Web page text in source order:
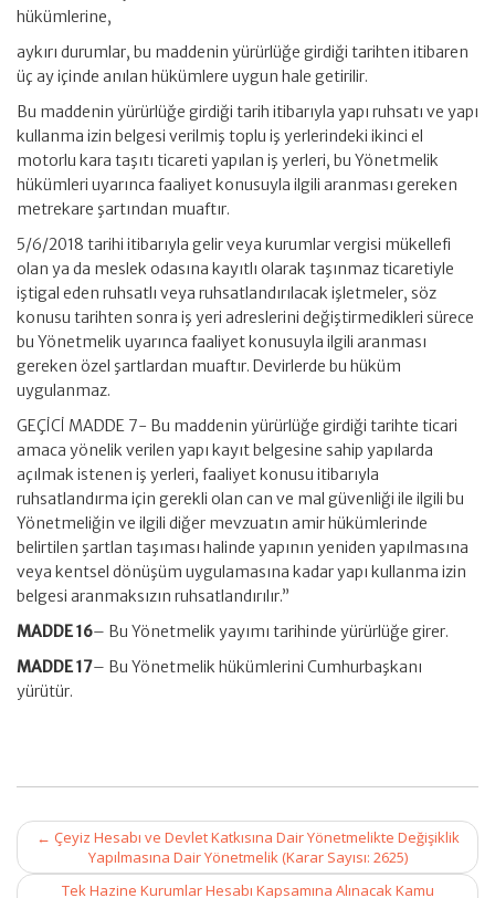
hükümlerine,
aykırı durumlar, bu maddenin yürürlüğe girdiği tarihten itibaren
üç ay içinde anılan hükümlere uygun hale getirilir.
Bu maddenin yürürlüğe girdiği tarih itibarıyla yapı ruhsatı ve yapı
kullanma izin belgesi verilmiş toplu iş yerlerindeki ikinci el
motorlu kara taşıtı ticareti yapılan iş yerleri, bu Yönetmelik
hükümleri uyarınca faaliyet konusuyla ilgili aranması gereken
metrekare şartından muaftır.
5/6/2018 tarihi itibarıyla gelir veya kurumlar vergisi mükellefi
olan ya da meslek odasına kayıtlı olarak taşınmaz ticaretiyle
iştigal eden ruhsatlı veya ruhsatlandırılacak işletmeler, söz
konusu tarihten sonra iş yeri adreslerini değiştirmedikleri sürece
bu Yönetmelik uyarınca faaliyet konusuyla ilgili aranması
gereken özel şartlardan muaftır. Devirlerde bu hüküm
uygulanmaz.
GEÇİCİ MADDE 7- Bu maddenin yürürlüğe girdiği tarihte ticari
amaca yönelik verilen yapı kayıt belgesine sahip yapılarda
açılmak istenen iş yerleri, faaliyet konusu itibarıyla
ruhsatlandırma için gerekli olan can ve mal güvenliği ile ilgili bu
Yönetmeliğin ve ilgili diğer mevzuatın amir hükümlerinde
belirtilen şartlan taşıması halinde yapının yeniden yapılmasına
veya kentsel dönüşüm uygulamasına kadar yapı kullanma izin
belgesi aranmaksızın ruhsatlandırılır.”
MADDE 16– Bu Yönetmelik yayımı tarihinde yürürlüğe girer.
MADDE 17– Bu Yönetmelik hükümlerini Cumhurbaşkanı
yürütür.
Post
navigation
← Çeyiz Hesabı ve Devlet Katkısına Dair Yönetmelikte Değişiklik
Yapılmasına Dair Yönetmelik (Karar Sayısı: 2625)
Tek Hazine Kurumlar Hesabı Kapsamına Alınacak Kamu